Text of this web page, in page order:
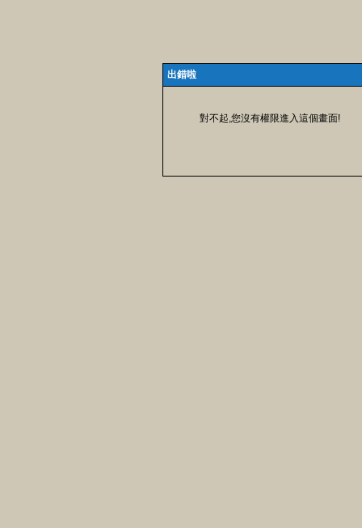
出錯啦
對不起,您沒有權限進入這個畫面!